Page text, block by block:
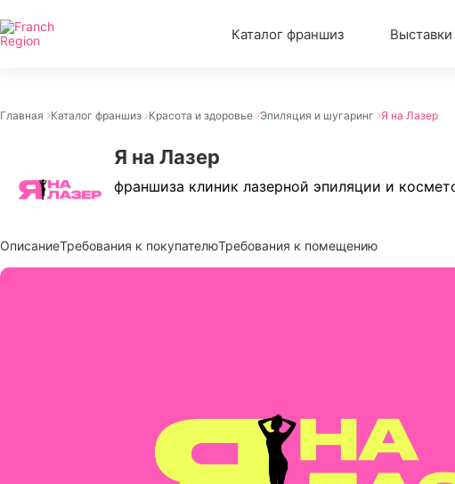
Каталог франшиз Выставки
Главная Каталог франшиз Красота и здоровье Эпиляция и шугаринг Я на Лазер
Я на Лазер
франшиза клиник лазерной эпиляции и
ОписаниеТребования к покупателюТребования к помещению